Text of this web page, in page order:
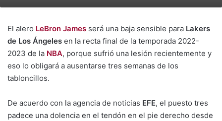
El alero LeBron James será una baja sensible para Lakers
de Los Ángeles en la recta final de la temporada 2022-
2023 de la NBA, porque sufrió una lesión recientemente y
eso lo obligará a ausentarse tres semanas de los
tabloncillos.
De acuerdo con la agencia de noticias EFE, el puesto tres
padece una dolencia en el tendón en el pie derecho desde